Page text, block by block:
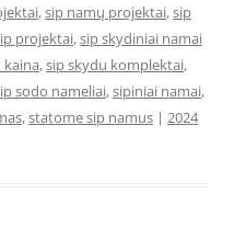
,sip namų projektai,sip
projektai,sip skydiniai namai
kaina,sip skydu komplektai,
sodo nameliai,sipiniai namai,
,statome sip namus | 2024